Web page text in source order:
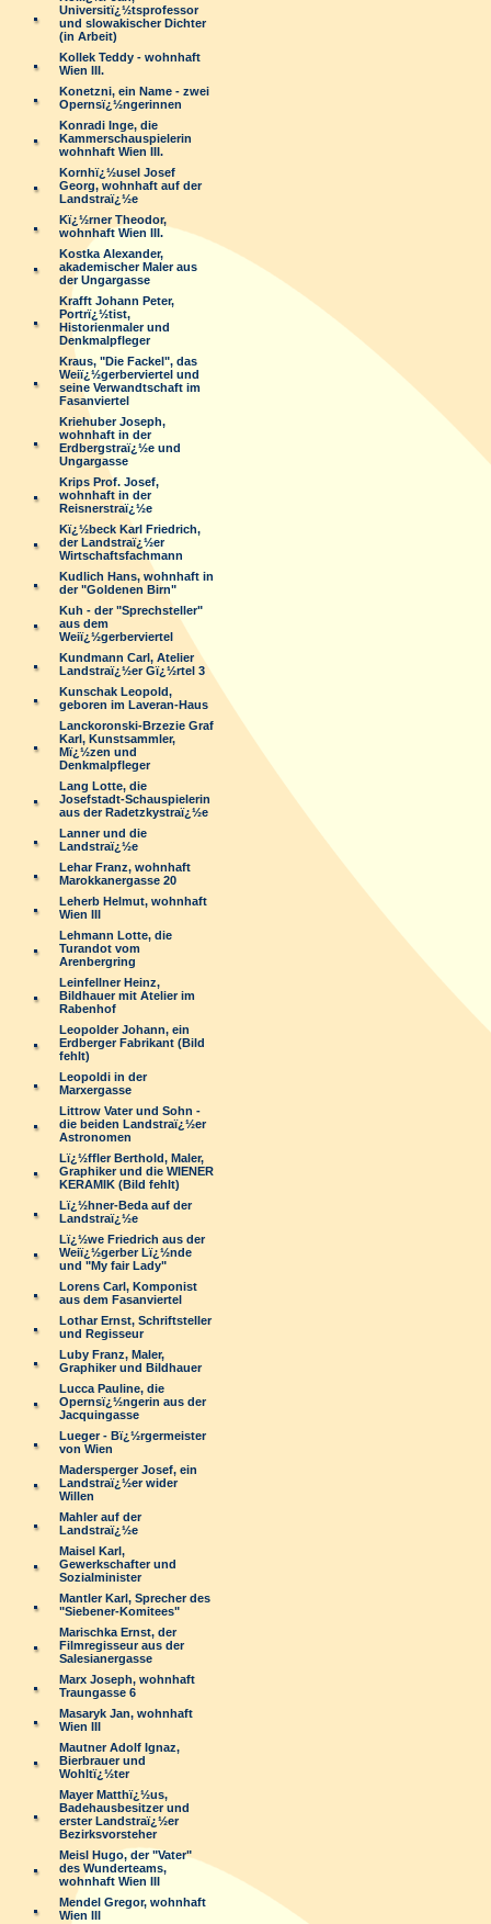
Universitï¿½tsprofessor
und slowakischer Dichter
(in Arbeit)
Kollek Teddy - wohnhaft
Wien III.
Konetzni, ein Name - zwei
Opernsï¿½ngerinnen
Konradi Inge, die
Kammerschauspielerin
wohnhaft Wien III.
Kornhï¿½usel Josef
Georg, wohnhaft auf der
Landstraï¿½e
Kï¿½rner Theodor,
wohnhaft Wien III.
Kostka Alexander,
akademischer Maler aus
der Ungargasse
Krafft Johann Peter,
Portrï¿½tist,
Historienmaler und
Denkmalpfleger
Kraus, "Die Fackel", das
Weiï¿½gerberviertel und
seine Verwandtschaft im
Fasanviertel
Kriehuber Joseph,
wohnhaft in der
Erdbergstraï¿½e und
Ungargasse
Krips Prof. Josef,
wohnhaft in der
Reisnerstraï¿½e
Kï¿½beck Karl Friedrich,
der Landstraï¿½er
Wirtschaftsfachmann
Kudlich Hans, wohnhaft in
der "Goldenen Birn"
Kuh - der "Sprechsteller"
aus dem
Weiï¿½gerberviertel
Kundmann Carl, Atelier
Landstraï¿½er Gï¿½rtel 3
Kunschak Leopold,
geboren im Laveran-Haus
Lanckoronski-Brzezie Graf
Karl, Kunstsammler,
Mï¿½zen und
Denkmalpfleger
Lang Lotte, die
Josefstadt-Schauspielerin
aus der Radetzkystraï¿½e
Lanner und die
Landstraï¿½e
Lehar Franz, wohnhaft
Marokkanergasse 20
Leherb Helmut, wohnhaft
Wien III
Lehmann Lotte, die
Turandot vom
Arenbergring
Leinfellner Heinz,
Bildhauer mit Atelier im
Rabenhof
Leopolder Johann, ein
Erdberger Fabrikant (Bild
fehlt)
Leopoldi in der
Marxergasse
Littrow Vater und Sohn -
die beiden Landstraï¿½er
Astronomen
Lï¿½ffler Berthold, Maler,
Graphiker und die WIENER
KERAMIK (Bild fehlt)
Lï¿½hner-Beda auf der
Landstraï¿½e
Lï¿½we Friedrich aus der
Weiï¿½gerber Lï¿½nde
und "My fair Lady"
Lorens Carl, Komponist
aus dem Fasanviertel
Lothar Ernst, Schriftsteller
und Regisseur
Luby Franz, Maler,
Graphiker und Bildhauer
Lucca Pauline, die
Opernsï¿½ngerin aus der
Jacquingasse
Lueger - Bï¿½rgermeister
von Wien
Madersperger Josef, ein
Landstraï¿½er wider
Willen
Mahler auf der
Landstraï¿½e
Maisel Karl,
Gewerkschafter und
Sozialminister
Mantler Karl, Sprecher des
"Siebener-Komitees"
Marischka Ernst, der
Filmregisseur aus der
Salesianergasse
Marx Joseph, wohnhaft
Traungasse 6
Masaryk Jan, wohnhaft
Wien III
Mautner Adolf Ignaz,
Bierbrauer und
Wohltï¿½ter
Mayer Matthï¿½us,
Badehausbesitzer und
erster Landstraï¿½er
Bezirksvorsteher
Meisl Hugo, der "Vater"
des Wunderteams,
wohnhaft Wien III
Mendel Gregor, wohnhaft
Wien III